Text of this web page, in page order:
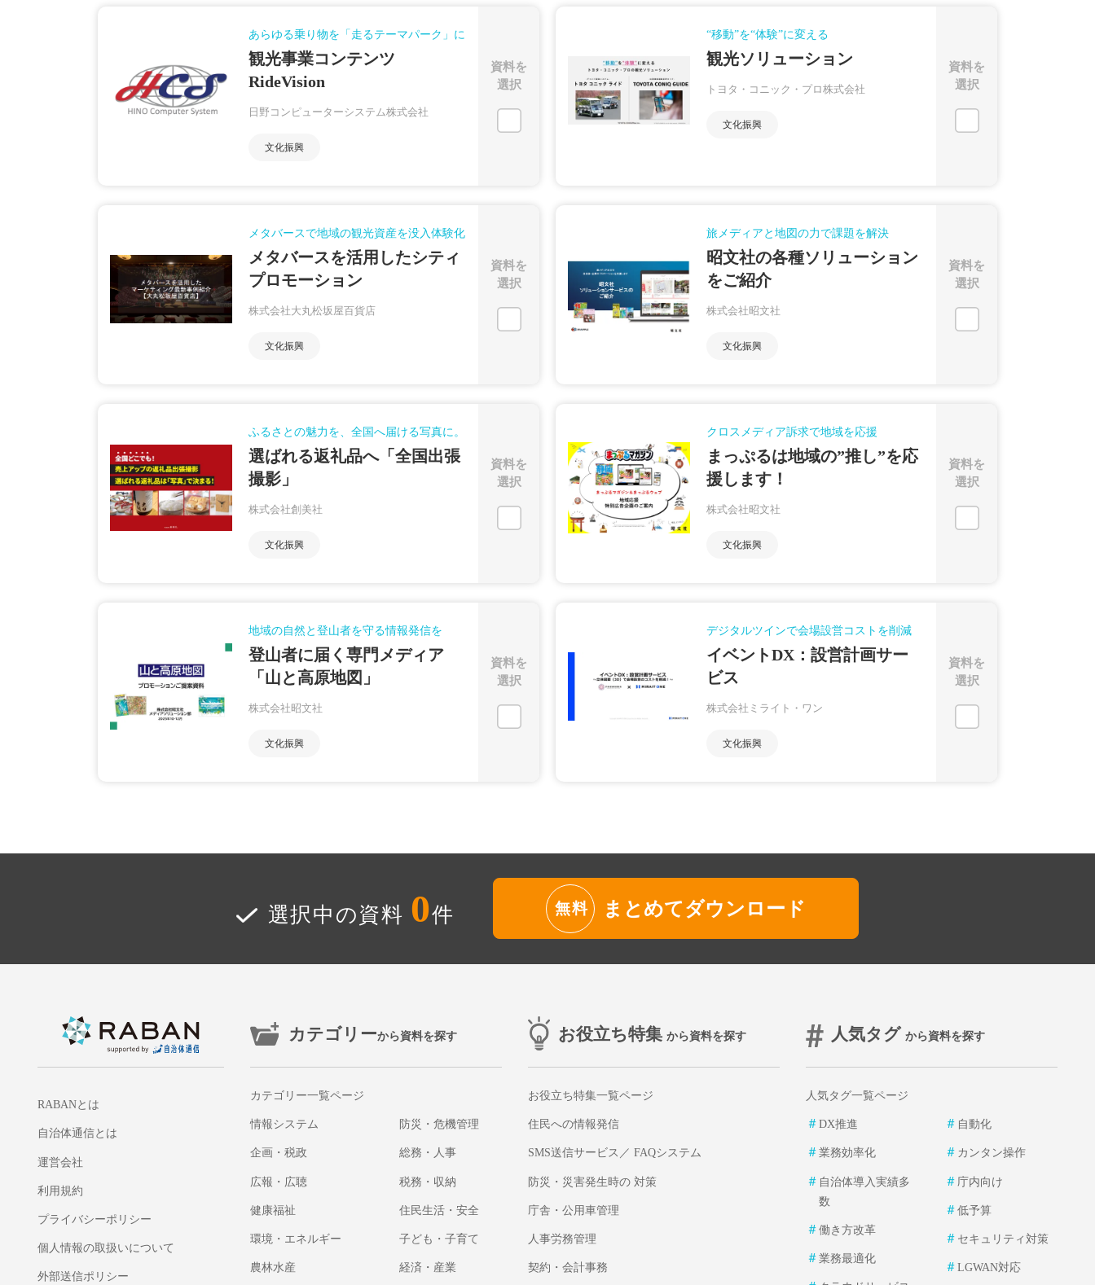
あらゆる乗り物を「走るテーマパーク」に
観光事業コンテンツ
RideVision
日野コンピューターシステム株式会社
文化振興
資料を
選択
“移動”を“体験”に変える
観光ソリューション
トヨタ・コニック・プロ株式会社
文化振興
資料を
選択
メタバースで地域の観光資産を没入体験化
メタバースを活用したシティ
プロモーション
株式会社大丸松坂屋百貨店
文化振興
資料を
選択
旅メディアと地図の力で課題を解決
昭文社の各種ソリューション
をご紹介
株式会社昭文社
文化振興
資料を
選択
ふるさとの魅力を、全国へ届ける写真に。
選ばれる返礼品へ「全国出張
撮影」
株式会社創美社
文化振興
資料を
選択
クロスメディア訴求で地域を応援
まっぷるは地域の”推し”を応
援します！
株式会社昭文社
文化振興
資料を
選択
地域の自然と登山者を守る情報発信を
登山者に届く専門メディア
「山と高原地図」
株式会社昭文社
文化振興
資料を
選択
デジタルツインで会場設営コストを削減
イベントDX：設営計画サー
ビス
株式会社ミライト・ワン
文化振興
資料を
選択
選択中の資料 0件 無料 まとめてダウンロード
RABANとは
自治体通信とは
運営会社
利用規約
プライバシーポリシー
個人情報の取扱いについて
外部送信ポリシー
カテゴリーから資料を探す
カテゴリー一覧ページ
情報システム
企画・税政
広報・広聴
健康福祉
環境・エネルギー
農林水産
防災・危機管理
総務・人事
税務・収納
住民生活・安全
子ども・子育て
経済・産業
お役立ち特集 から資料を探す
お役立ち特集一覧ページ
住民への情報発信
SMS送信サービス／ FAQシステム
防災・災害発生時の 対策
庁舎・公用車管理
人事労務管理
契約・会計事務
人気タグ から資料を探す
人気タグ一覧ページ
＃ DX推進
＃ 業務効率化
＃ 自治体導入実績多
数
＃ 働き方改革
＃ 業務最適化
＃ 自動化
＃ カンタン操作
＃ 庁内向け
＃低予算
＃ セキュリティ対策
＃LGWAN対応